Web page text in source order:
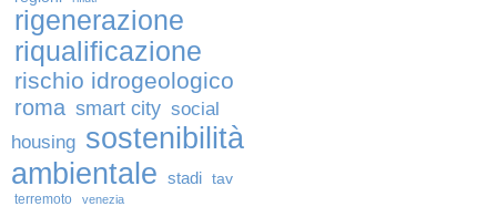
rigenerazione
riqualificazione
rischio idrogeologico
roma smart city social
housing sostenibilità
ambientale stadi tav
terremoto venezia